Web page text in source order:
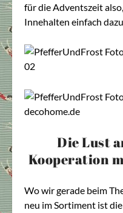
für die Adventszeit
Innehalten einfach
Die Lust
Kooperation
Wo wir gerade beim
neu im Sortiment ist